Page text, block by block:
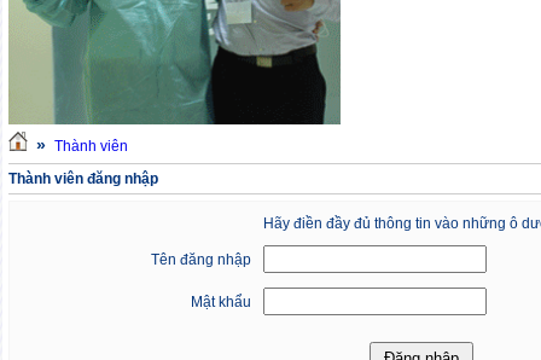
» Thành viên
Thành viên đăng nhập
Hãy điền đầy đủ thông tin vào những ô
Tên đăng nhập
Mật khẩu